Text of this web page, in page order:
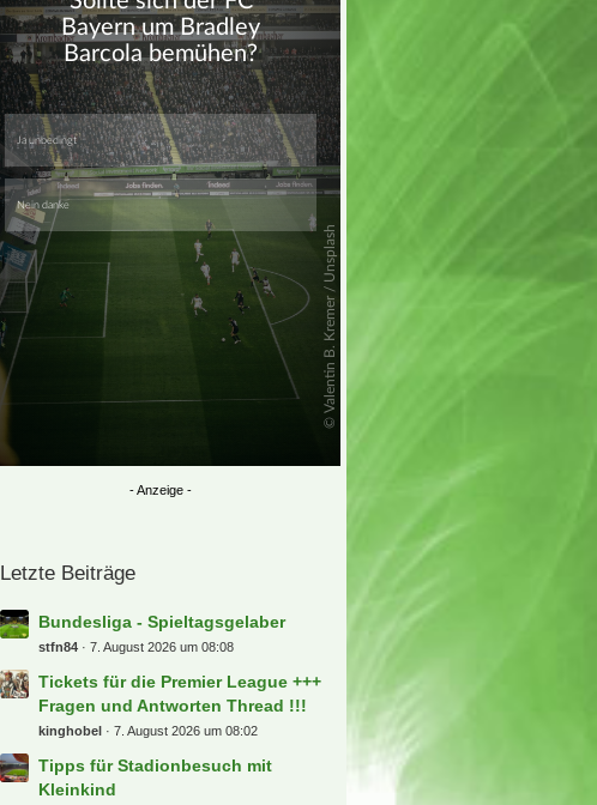
Überspringen
Letzte Beiträge
Bundesliga - Spieltagsgelaber
stfn84 7. August 2026 um 08:08
Tickets für die Premier League +++
Fragen und Antworten Thread !!!
kinghobel 7. August 2026 um 08:02
Tipps für Stadionbesuch mit
Kleinkind